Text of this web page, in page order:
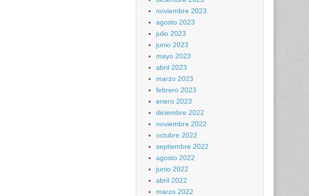
noviembre 2023
agosto 2023
julio 2023
junio 2023
mayo 2023
abril 2023
marzo 2023
febrero 2023
enero 2023
diciembre 2022
noviembre 2022
octubre 2022
septiembre 2022
agosto 2022
junio 2022
abril 2022
marzo 2022